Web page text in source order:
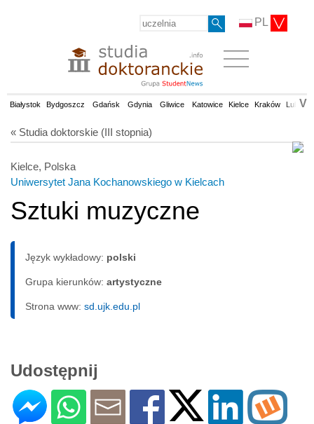
PL
Białystok Bydgoszcz Gdańsk Gdynia Gliwice Katowice Kielce Kraków Lublin
V
« Studia doktorskie (III stopnia)
Kielce, Polska
Uniwersytet Jana Kochanowskiego w Kielcach
Sztuki muzyczne
Język wykładowy: polski
Grupa kierunków: artystyczne
Strona www: sd.ujk.edu.pl
Udostępnij